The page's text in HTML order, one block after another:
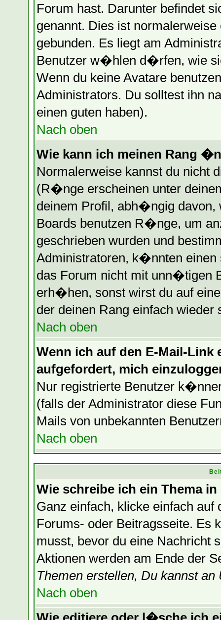
Forum hast. Darunter befindet
genannt. Dies ist
gebunden. Es liegt am
Benutzer w�hlen d�rfen, wie
Wenn du keine Avatare
Administrators. Du solltest ihn
einen guten haben).
Nach oben
Wie kann ich meinen Rang
Normalerweise kannst du nicht
(R�nge erscheinen unter
deinem Profil, abh�ngig davon,
Boards benutzen R�nge, um
geschrieben wurden und
Administratoren, k�nnten
das Forum nicht mit unn�tigen
erh�hen, sonst wirst du auf
der deinen Rang einfach wieder
Nach oben
Wenn ich auf den E-Mail-Link
aufgefordert, mich
Nur registrierte Benutzer
(falls der Administrator diese
Mails von unbekannten
Nach oben
Wie schreibe ich ein Thema
Ganz einfach, klicke einfach auf
Forums- oder Beitragsseite. Es
musst, bevor du eine Nachricht
Aktionen werden am Ende der
Themen erstellen, Du kannst
Nach oben